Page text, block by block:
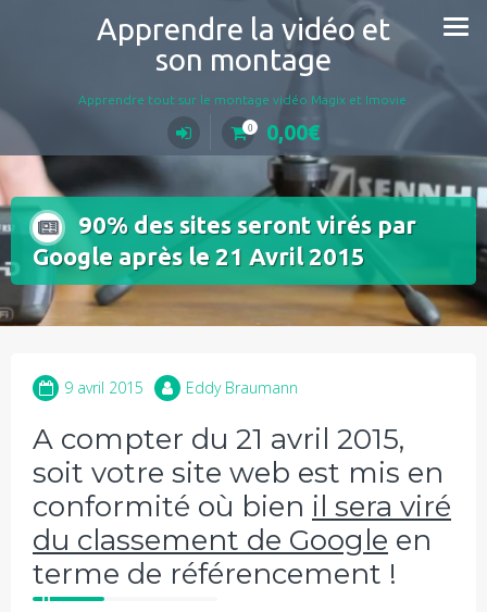
Apprendre la vidéo et
son montage
Apprendre tout sur le montage vidéo Magix et Imovie.
0 0,00€
90% des sites seront virés par
Google après le 21 Avril 2015
9 avril 2015 Eddy Braumann
A compter du 21 avril 2015,
soit votre site web est mis en
conformité où bien il sera viré
du classement de Google en
terme de référencement !